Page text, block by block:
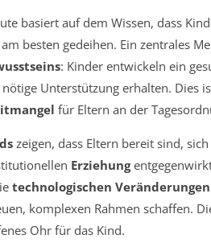
basiert auf dem Wissen, dass
am besten gedeihen. Ein zentrales
: Kinder entwickeln ein
Unterstützung erhalten. Dies
für Eltern an der
zeigen, dass Eltern bereit sind,
Erziehung
technologischen Veränderungen
komplexen Rahmen schaffen.
Ohr für das Kind.